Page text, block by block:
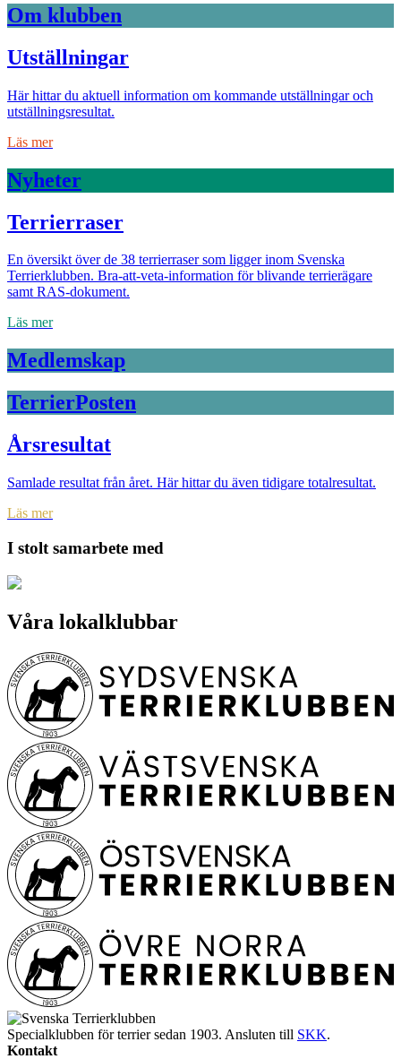
Om klubben
Utställningar
Här hittar du aktuell information om kommande utställningar och
utställningsresultat.
Läs mer
Nyheter
Terrierraser
En översikt över de 38 terrierraser som ligger inom Svenska
Terrierklubben. Bra-att-veta-information för blivande terrierägare
samt RAS-dokument.
Läs mer
Medlemskap
TerrierPosten
Årsresultat
Samlade resultat från året. Här hittar du även tidigare totalresultat.
Läs mer
I stolt samarbete med
Våra lokalklubbar
Specialklubben för terrier sedan 1903. Ansluten till SKK.
Kontakt